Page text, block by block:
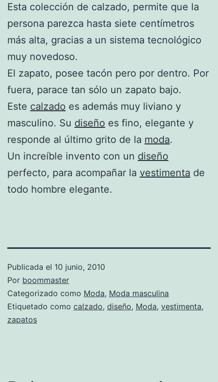
Esta colección de calzado, permite que la
persona parezca hasta siete centímetros
más alta, gracias a un sistema tecnológico
muy novedoso.
El zapato, posee tacón pero por dentro. Por
fuera, parace tan sólo un zapato bajo.
Este calzado es además muy liviano y
masculino. Su diseño es fino, elegante y
responde al último grito de la moda.
Un increíble invento con un diseño
perfecto, para acompañar la vestimenta de
todo hombre elegante.
Publicada el 10 junio, 2010
Por boommaster
Categorizado como Moda, Moda masculina
Etiquetado como calzado, diseño, Moda, vestimenta,
zapatos